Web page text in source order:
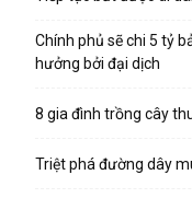
Chính phủ sẽ chi 5 tỷ
hưởng bởi đại dịch
8 gia đình trồng cây
Triệt phá đường dây